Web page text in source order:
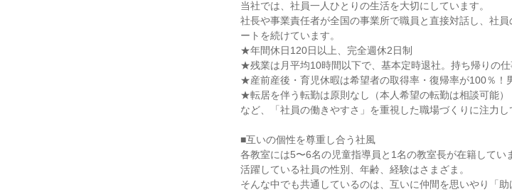
当社では、社員一人ひとりの生活を大切にしています。
社長や事業責任者が全国の事業所で職員と直接対話し、社
ートを続けています。
★年間休日120日以上、完全週休2日制
★残業は月平均10時間以下で、基本定時退社。持ち帰りの仕
★産前産後・育児休暇は希望者の取得率・復帰率が100％！
★転居を伴う転勤は原則なし（本人希望の転勤は相談可能）
など、「社員の働きやすさ」を重視した職場づくりに注力し
■互いの個性を尊重し合う社風
各教室には5〜6名の児童指導員と1名の教室長が在籍してい
活躍している社員の性別、年齢、経験はさまざま。
そんな中でも共通しているのは、互いに仲間を思いやり「